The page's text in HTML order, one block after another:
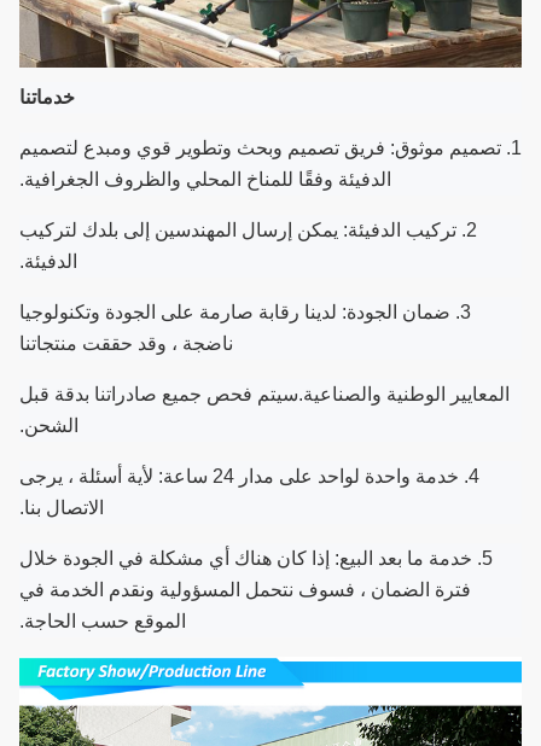
خدماتنا
1. تصميم موثوق: فريق تصميم وبحث وتطوير قوي ومبدع لتصميم
الدفيئة وفقًا للمناخ المحلي والظروف الجغرافية.
2. تركيب الدفيئة: يمكن إرسال المهندسين إلى بلدك لتركيب
الدفيئة.
3. ضمان الجودة: لدينا رقابة صارمة على الجودة وتكنولوجيا
ناضجة ، وقد حققت منتجاتنا
المعايير الوطنية والصناعية.سيتم فحص جميع صادراتنا بدقة قبل
الشحن.
4. خدمة واحدة لواحد على مدار 24 ساعة: لأية أسئلة ، يرجى
الاتصال بنا.
5. خدمة ما بعد البيع: إذا كان هناك أي مشكلة في الجودة خلال
فترة الضمان ، فسوف نتحمل المسؤولية ونقدم الخدمة في
الموقع حسب الحاجة.